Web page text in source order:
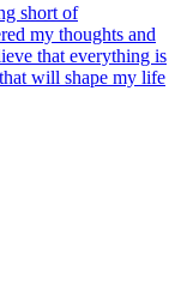
short of
my thoughts and
that everything is
will shape my life